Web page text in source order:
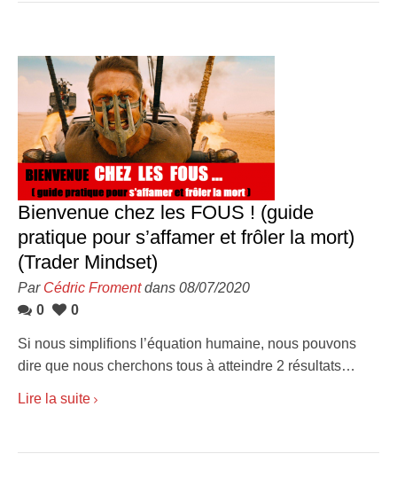
Bienvenue chez les FOUS ! (guide
pratique pour s’affamer et frôler la mort)
(Trader Mindset)
Par Cédric Fromentdans 08/07/2020
0
0
Si nous simplifions l’équation humaine, nous pouvons
dire que nous cherchons tous à atteindre 2 résultats…
Lire la suite